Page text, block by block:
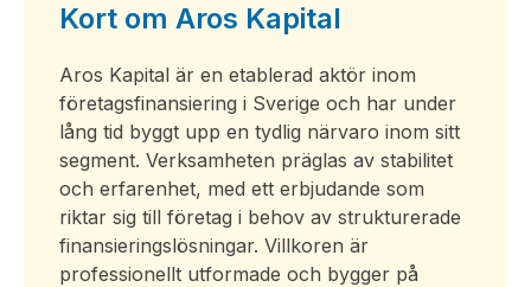
Kort om Aros Kapital
Aros Kapital är en etablerad aktör inom
företagsfinansiering i Sverige och har under
lång tid byggt upp en tydlig närvaro inom sitt
segment. Verksamheten präglas av stabilitet
och erfarenhet, med ett erbjudande som
riktar sig till företag i behov av strukturerade
finansieringslösningar. Villkoren är
professionellt utformade och bygger på